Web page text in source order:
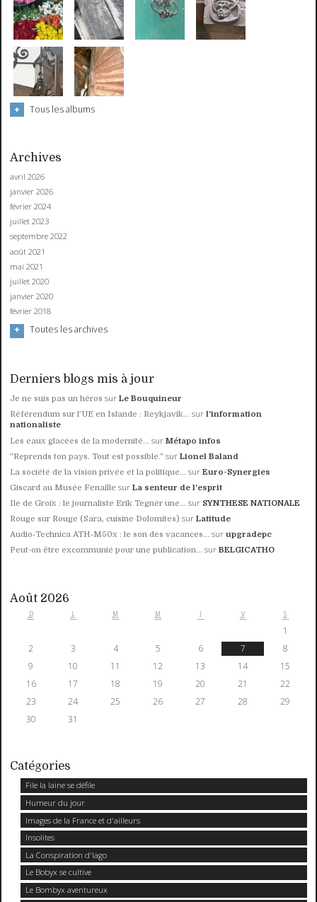
Tous les albums
Archives
avril 2026
janvier 2026
février 2024
juillet 2023
septembre 2022
août 2021
mai 2021
juillet 2020
janvier 2020
février 2018
Toutes les archives
Derniers blogs mis à jour
Je ne suis pas un héros surLe Bouquineur
Référendum sur l’UE en Islande : Reykjavik... surl'information
nationaliste
Les eaux glacées de la modernité... surMétapo infos
”Reprends ton pays. Tout est possible.” surLionel Baland
La société de la vision privée et la politique... surEuro-Synergies
Giscard au Musée Fenaille surLa senteur de l'esprit
Ile de Groix : le journaliste Erik Tegnér une... sur SYNTHESE NATIONALE
Rouge sur Rouge (Sara, cuisine Dolomites) surLatitude
Audio‑Technica ATH‑M50x : le son des vacances... surupgradepc
Peut-on être excommunié pour une publication... surBELGICATHO
Août 2026
D L M M V S
1
2
3 4 5 6 7
8
9
10 11 12 13 14
15
16
17 18 19 20 21
22
23
24 25 26 27 28
29
30
31
Catégories
File la laine se défile
Humeur du jour
Images de la France et d'ailleurs
Insolites
La Conspiration d'Iago
Le Bobyx se cultive
Le Bombyx aventureux